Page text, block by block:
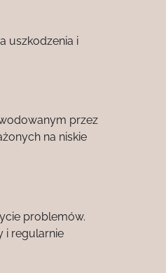
uszkodzenia i
przez
na niskie
problemów.
i regularnie